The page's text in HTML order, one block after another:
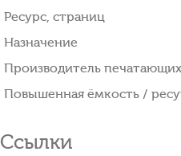
Ресурс, страниц
Назначение
Производитель
Повышенная ёмкость /
Ссылки